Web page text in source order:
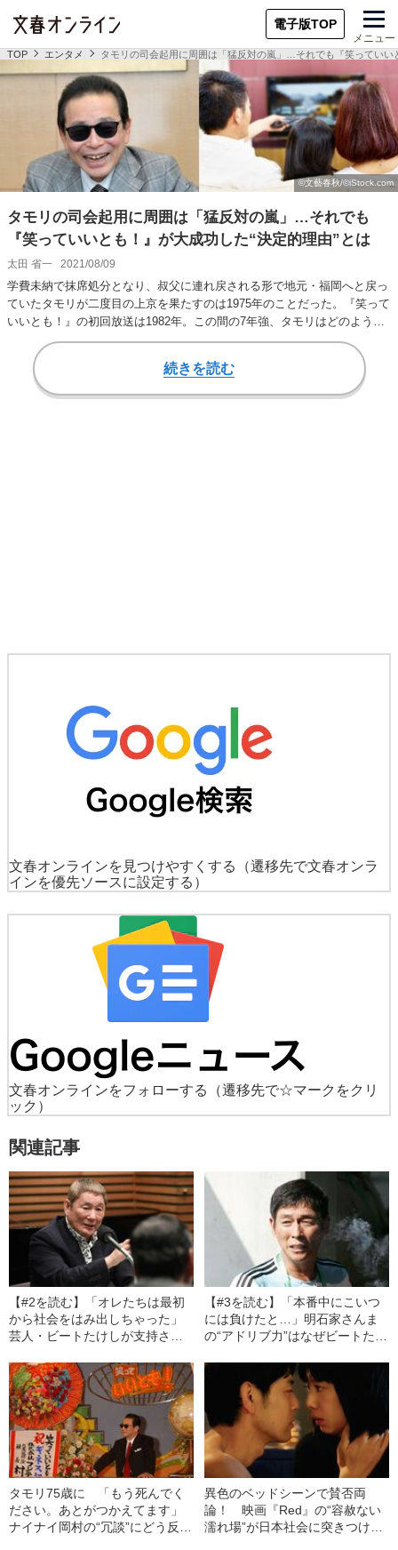
電子版TOP
メニュー
TOP エンタメ タモリの司会起用に周囲は「猛反対の嵐」…それでも『笑っていい
タモリの司会起用に周囲は「猛反対の嵐」…それでも
『笑っていいとも！』が大成功した“決定的理由”とは
太田 省一 2021/08/09
学費未納で抹席処分となり、叔父に連れ戻される形で地元・福岡へと戻っ
ていたタモリが二度目の上京を果たすのは1975年のことだった。『笑って
いいとも！』の初回放送は1982年。この間の7年強、タモリはどのように
過ごし、…
続きを読む
文春オンラインを見つけやすくする
（遷移先で文春オンラ
インを優先ソースに設定する）
文春オンラインをフォローする
（遷移先で☆マークをクリ
ック）
関連記事
【#2を読む】「オレたちは最初
から社会をはみ出しちゃった」
芸人・ビートたけしが支持され
性”の秘密
【#3を読む】「本番中にこいつ
には負けたと…」明石家さんま
の“アドリブ力”はなぜビートたけ
タモリ75歳に 「もう死んでく
ださい。あとがつかえてます」
ナイナイ岡村の“冗談”にどう反論
異色のベッドシーンで賛否両
論！ 映画『Red』の“容赦ない
濡れ場”が日本社会に突きつけた